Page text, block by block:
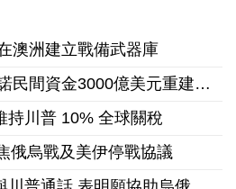
澳洲建立戰備武器庫
美伊協議曝光 川普承諾民間資金3000億美元重建伊朗
持川普 10% 全球關稅
俄烏戰及美伊停戰協議